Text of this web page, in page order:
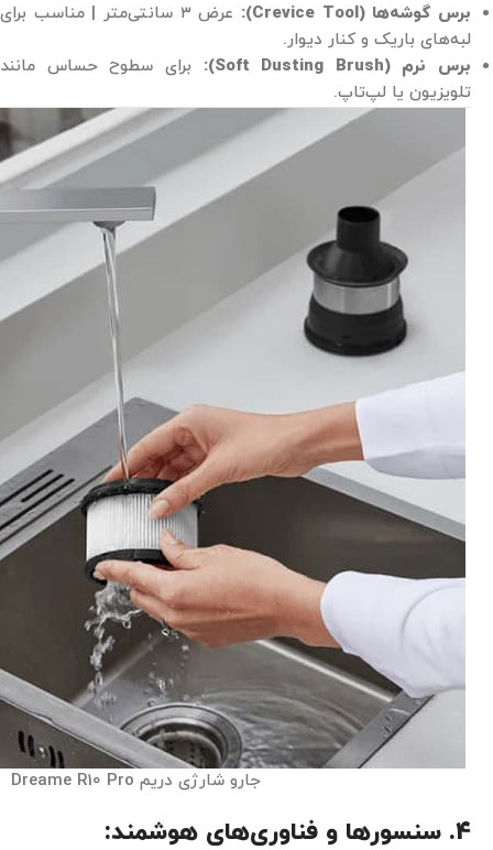
برس گوشه‌ها (Crevice Tool):
عرض ۳ سانتی‌متر | مناسب برای
لبه‌های باریک و کنار دیوار.
برس نرم (Soft Dusting Brush):
برای سطوح حساس مانند
تلویزیون یا لپ‌تاپ.
جارو شارژی دریم Dreame R10 Pro
4. سنسورها و فناوری‌های هوشمند: